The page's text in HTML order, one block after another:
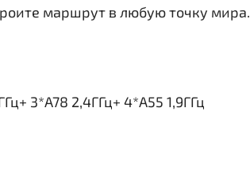
маршрут в любую точку мира.
3*A78 2,4ГГц+ 4*A55 1,9ГГц